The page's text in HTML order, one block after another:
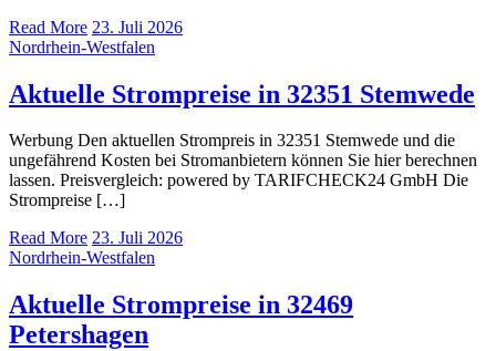
Read More 23. Juli 2026
Nordrhein-Westfalen
Aktuelle Strompreise in 32351 Stemwede
Werbung Den aktuellen Strompreis in 32351 Stemwede und die
ungefährend Kosten bei Stromanbietern können Sie hier berechnen
lassen. Preisvergleich: powered by TARIFCHECK24 GmbH Die
Strompreise […]
Read More 23. Juli 2026
Nordrhein-Westfalen
Aktuelle Strompreise in 32469
Petershagen